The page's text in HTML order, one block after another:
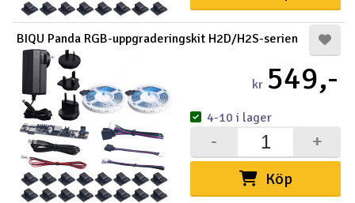
BIQU Panda RGB-uppgraderingskit H2D/H2S-serien
kr 549,-
Köp
+
-
4-10 i lager